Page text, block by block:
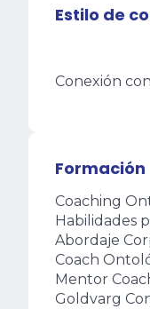
Estilo de
Conexión
Formación
Coaching
Habilidades
Abordaje
Coach
Mentor
Goldvarg